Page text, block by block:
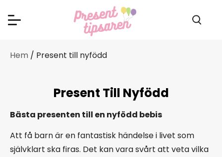
Hem / Present till nyfödd
Present Till Nyfödd
Bästa presenten till en nyfödd bebis
Att få barn är en fantastisk händelse i livet som
självklart ska firas. Det kan vara svårt att veta vilka